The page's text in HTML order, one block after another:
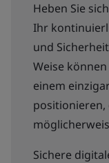
Heben Sie
Ihr
und
Weise
einem
positionieren,
Sichere